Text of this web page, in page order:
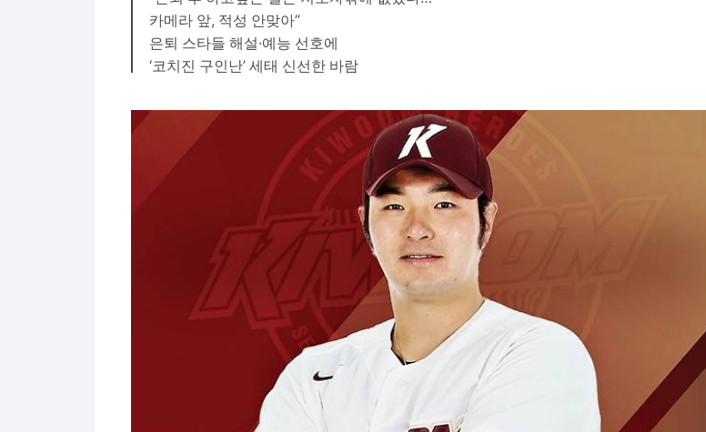
카메라 앞, 적성 안맞아”
은퇴 스타들 해설·예능 선호에
‘코치진 구인난’ 세태 신선한 바람